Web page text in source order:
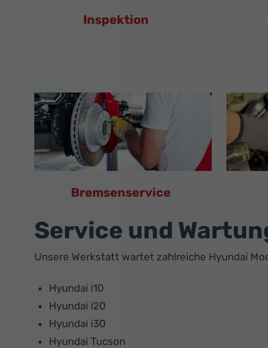
Inspektion
Bremsenservice
Service und
Unsere Werkstatt wartet zahlreiche Hyundai
Hyundai i10
Hyundai i20
Hyundai i30
Hyundai Tucson